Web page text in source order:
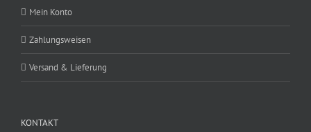
Mein Konto
Zahlungsweisen
Versand & Lieferung
KONTAKT